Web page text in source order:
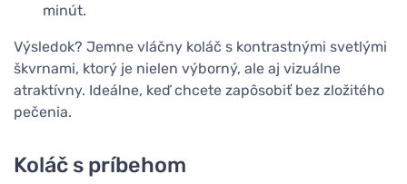
minút.
Výsledok? Jemne vláčny koláč s kontrastnými svetlými
škvrnami, ktorý je nielen výborný, ale aj vizuálne
atraktívny. Ideálne, keď chcete zapôsobiť bez zložitého
pečenia.
Koláč s príbehom